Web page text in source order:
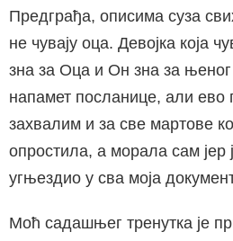
Предграђа, описима суза
не чувају оца. Девојка која
зна за Оца и Он зна за
напамет посланице, али ево
захвалим и за све мартове
опростила, а морала сам јер
угњездио у сва моја
Моћ садашњег тренутка је